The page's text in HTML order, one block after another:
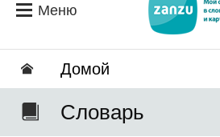
Меню
Домой
Словарь